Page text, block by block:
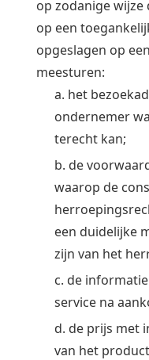
op zodanige
op een
opgeslagen op
meesturen:
a. het
ondernemer
terecht kan;
b. de
waarop de
een duidelijke
zijn van het
c. de
service na
d. de prijs met
van het